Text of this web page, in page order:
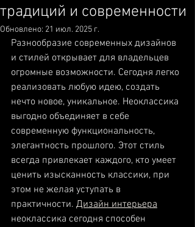
традиций и современности
Обновлено: 21 июл. 2025 г.
Разнообразие современных дизайнов
и стилей открывает для владельцев
огромные возможности. Сегодня легко
реализовать любую идею, создать
нечто новое, уникальное. Неоклассика
выгодно объединяет в себе
современную функциональность,
элегантность прошлого. Этот стиль
всегда привлекает каждого, кто умеет
ценить изысканность классики, при
этом не желая уступать в
практичности. Дизайн интерьера
неоклассика сегодня способен